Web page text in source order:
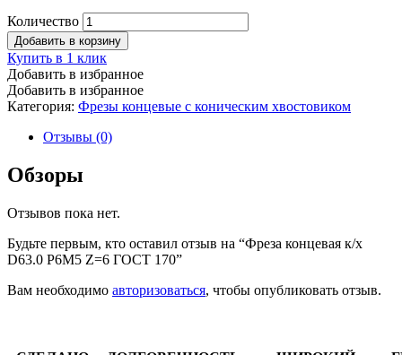
Количество
Добавить в корзину
Купить в 1 клик
Добавить в избранное
Добавить в избранное
Категория: Фрезы концевые с коническим хвостовиком
Отзывы (0)
Обзоры
Отзывов пока нет.
Будьте первым, кто оставил отзыв на “Фреза концевая к/х
D63.0 Р6М5 Z=6 ГОСТ 170”
Вам необходимо авторизоваться, чтобы опубликовать отзыв.